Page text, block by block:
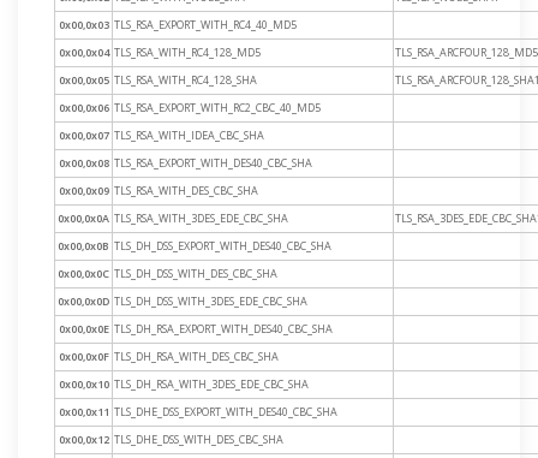
0x00,0x03 TLS_RSA_EXPORT_WITH_RC4_40_MD5
0x00,0x04 TLS_RSA_WITH_RC4_128_MD5
TLS_RSA_ARCFOUR_128_MD5
0x00,0x05 TLS_RSA_WITH_RC4_128_SHA
0x00,0x06 TLS_RSA_EXPORT_WITH_RC2_CBC_40_MD5
0x00,0x07 TLS_RSA_WITH_IDEA_CBC_SHA
0x00,0x08 TLS_RSA_EXPORT_WITH_DES40_CBC_SHA
0x00,0x09 TLS_RSA_WITH_DES_CBC_SHA
0x00,0x0A TLS_RSA_WITH_3DES_EDE_CBC_SHA
0x00,0x0B TLS_DH_DSS_EXPORT_WITH_DES40_CBC_SHA
0x00,0x0C TLS_DH_DSS_WITH_DES_CBC_SHA
0x00,0x0D TLS_DH_DSS_WITH_3DES_EDE_CBC_SHA
0x00,0x0E TLS_DH_RSA_EXPORT_WITH_DES40_CBC_SHA
0x00,0x0F TLS_DH_RSA_WITH_DES_CBC_SHA
0x00,0x10 TLS_DH_RSA_WITH_3DES_EDE_CBC_SHA
0x00,0x11 TLS_DHE_DSS_EXPORT_WITH_DES40_CBC_SHA
0x00,0x12 TLS_DHE_DSS_WITH_DES_CBC_SHA